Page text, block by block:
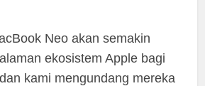
Neo akan semakin
ekosistem Apple bagi
kami mengundang mereka